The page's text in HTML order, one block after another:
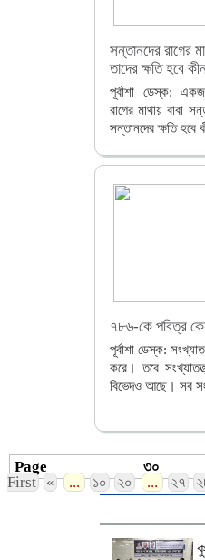
সন্তানদের রাগের
তাদের ক্ষতি হবে
পূর্বাশা ডেস্ক:
রাগের মাথায় বাবা
সন্তানদের ক্ষতি হবে
৭৮৬-কে পবিত্র
পূর্বাশা ডেস্ক:
করে। তবে
বিভেদও আছে। সব
Page
First
« ... ১০ ২০ ... ২৭